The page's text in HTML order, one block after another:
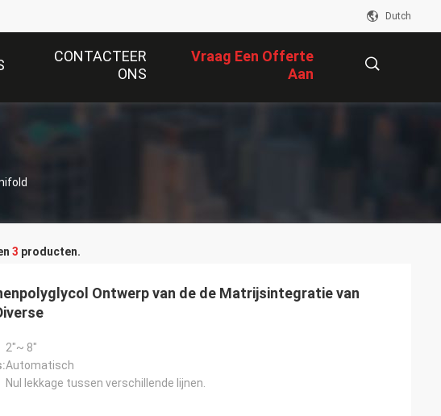
Dutch
CONTACTEER
ONS
Vraag Een Offerte
Aan
3 producten.
Ontwerp van de de Matrijsintegratie van
2"~ 8"
Automatisch
Nul lekkage tussen verschillende lijnen.